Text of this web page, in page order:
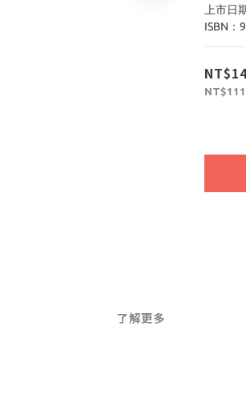
上市日
ISBN：
NT$111
了解更多